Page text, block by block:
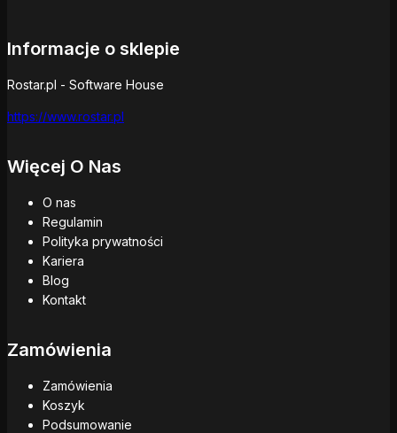
Informacje o sklepie
Rostar.pl - Software House
https://www.rostar.pl
Więcej O Nas
O nas
Regulamin
Polityka prywatności
Kariera
Blog
Kontakt
Zamówienia
Zamówienia
Koszyk
Podsumowanie